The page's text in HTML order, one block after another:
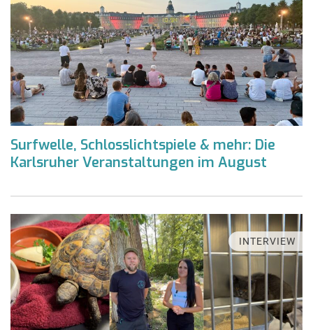
Surfwelle, Schlosslichtspiele & mehr: Die
Karlsruher Veranstaltungen im August
INTERVIEW